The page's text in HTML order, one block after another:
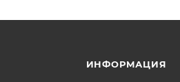
ИНФОРМАЦИЯ